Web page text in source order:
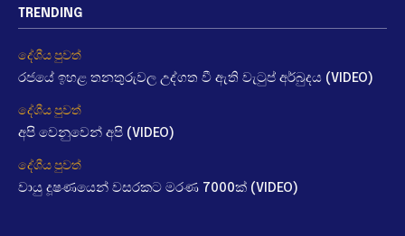
TRENDING
දේශීය පුවත්
රජයේ ඉහළ තනතුරුවල උද්ගත වී ඇති වැටුප් අර්බුදය (VIDEO)
දේශීය පුවත්
අපි වෙනුවෙන් අපි (VIDEO)
දේශීය පුවත්
වායු දූෂණයෙන් වසරකට මරණ 7000ක් (VIDEO)